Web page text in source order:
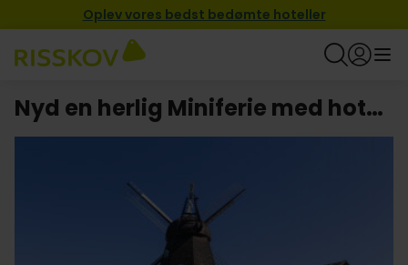
Oplev vores bedst bedømte hoteller
Nyd en herlig Miniferie med hotel i Hørsholm